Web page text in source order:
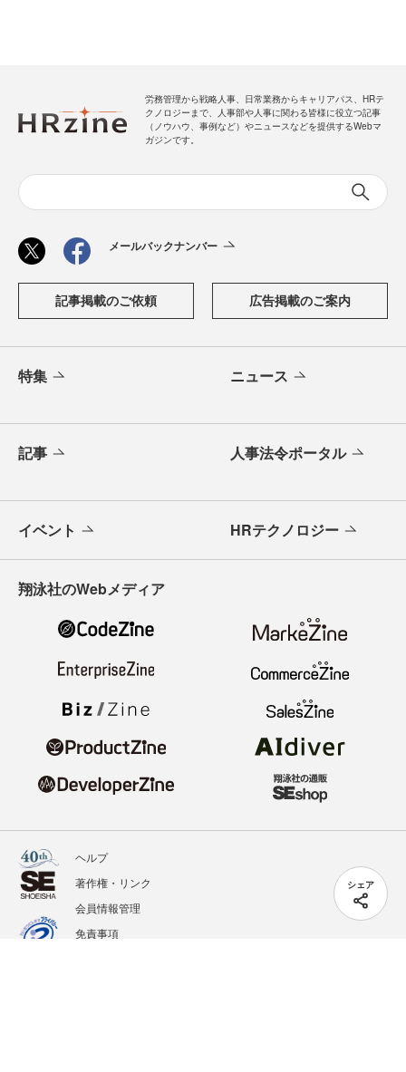
シェア
労務管理から戦略人事、日常業務からキャリアパス、HRテ
クノロジーまで、人事部や人事に関わる皆様に役立つ記事
（ノウハウ、事例など）やニュースなどを提供するWebマ
ガジンです。
メールバックナンバー
記事掲載のご依頼 広告掲載のご案内
特集 ニュース
記事 人事法令ポータル
イベント HRテクノロジー
翔泳社のWebメディア
ヘルプ
著作権・リンク
会員情報管理
免責事項